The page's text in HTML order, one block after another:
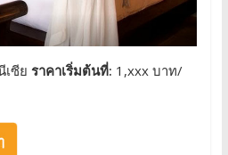
ซีย ราคาเริ่มต้นที่: 1,xxx บาท/